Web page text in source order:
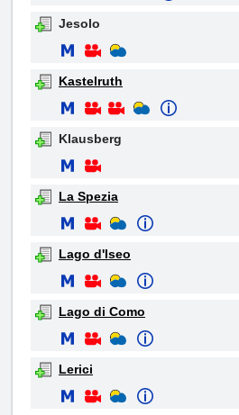
Jesolo
Kastelruth
Klausberg
La Spezia
Lago d'Iseo
Lago di Como
Lerici